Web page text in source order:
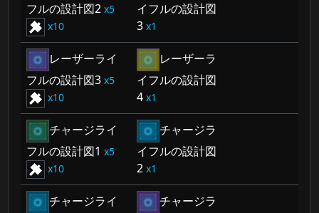
フルの設計図2 5
10
イフルの設計図
3
1
レーザーライ
フルの設計図3 5
10
レーザーラ
イフルの設計図
4
1
チャージライ
フルの設計図1
5
10
チャージラ
イフルの設計図
2
1
チャージライ
チャージラ